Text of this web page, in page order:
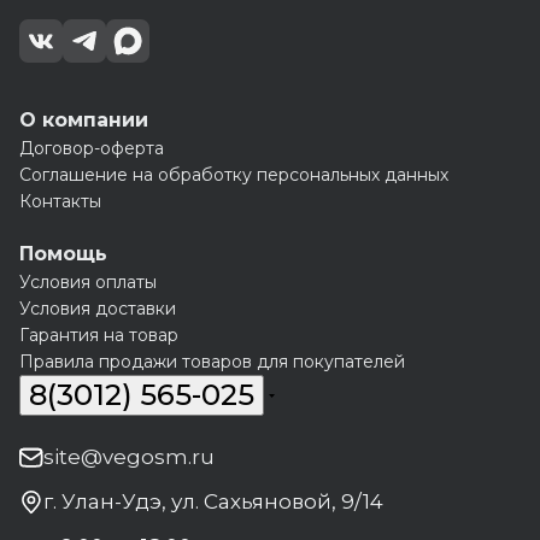
О компании
Договор-оферта
Соглашение на обработку персональных данных
Контакты
Помощь
Условия оплаты
Условия доставки
Гарантия на товар
Правила продажи товаров для покупателей
8(3012) 565-025
site@vegosm.ru
г. Улан-Удэ, ул. Сахьяновой, 9/14